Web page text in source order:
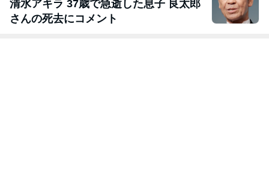
清水アキラ 37歳で急逝した息子 良太郎
さんの死去にコメント